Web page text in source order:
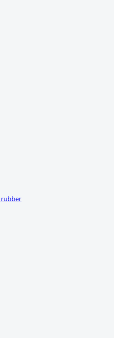
rubber